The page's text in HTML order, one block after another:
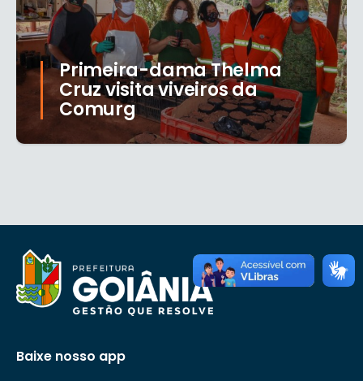
Primeira-dama Thelma
Cruz visita viveiros da
Comurg
Baixe nosso app